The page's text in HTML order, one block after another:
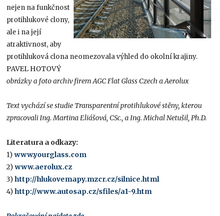
nejen na funkčnost
protihlukové clony,
ale i na její
atraktivnost, aby
protihluková clona neomezovala výhled do okolní krajiny.
PAVEL HOTOVÝ
obrázky a foto archiv firem AGC Flat Glass Czech a Aerolux
Text vychází se studie Transparentní protihlukové stěny, kterou
zpracovali Ing. Martina Eliášová, CSc., a Ing. Michal Netušil, Ph.D.
Literatura a odkazy:
1)www.yourglass.com
2)www.aerolux.cz
3)http://hlukovemapy.mzcr.cz/silnice.html
4)http://www.autosap.cz/sfiles/a1-9.htm